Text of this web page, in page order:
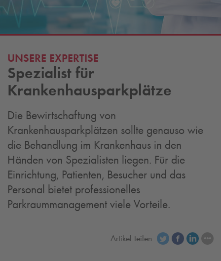
UNSERE EXPERTISE
Spezialist für
Krankenhausparkplätze
Die Bewirtschaftung von
Krankenhausparkplätzen sollte genauso wie
die Behandlung im Krankenhaus in den
Händen von Spezialisten liegen. Für die
Einrichtung, Patienten, Besucher und das
Personal bietet professionelles
Parkraummanagement viele Vorteile.
Artikel teilen